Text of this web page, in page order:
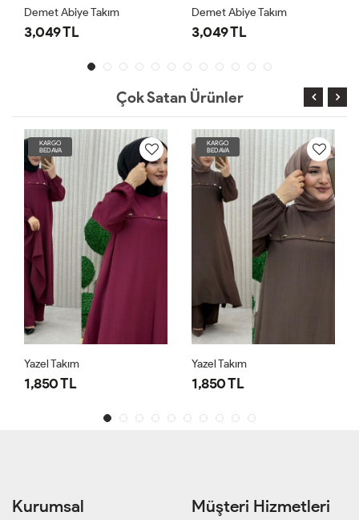
Demet Abiye Takım
3,049 TL
Demet Abiye Takım
3,049 TL
Çok Satan Ürünler
KARGO
BEDAVA
Yazel Takım
1,850 TL
KARGO
BEDAVA
Yazel Takım
1,850 TL
Kurumsal Müşteri Hizmetleri